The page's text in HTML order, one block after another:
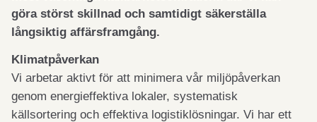
göra störst skillnad och samtidigt säkerställa
långsiktig affärsframgång.
Klimatpåverkan
Vi arbetar aktivt för att minimera vår miljöpåverkan
genom energieffektiva lokaler, systematisk
källsortering och effektiva logistiklösningar. Vi har ett